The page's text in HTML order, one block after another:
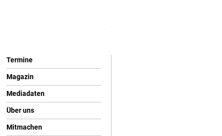
Termine
Magazin
Mediadaten
Über uns
Mitmachen